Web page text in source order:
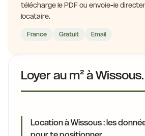
télécharge le PDF ou envoie-le
locataire.
France Gratuit Email
Loyer au m² à Wissous.
Location à Wissous : les